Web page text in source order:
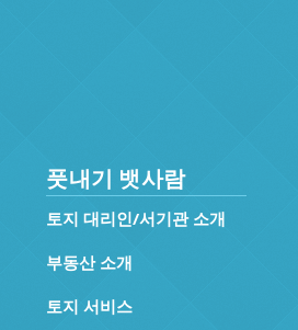
풋내기 뱃사람
토지 대리인/서기관 소개
부동산 소개
토지 서비스